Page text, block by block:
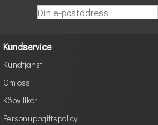
Kundservice
Kundtjänst
Om oss
Köpvillkor
Personuppgiftspolicy